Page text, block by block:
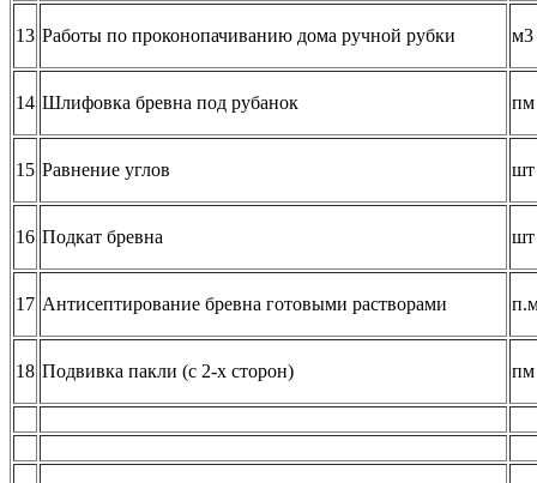
13 Работы по проконопачиванию дома ручной рубки м3
14 Шлифовка бревна под рубанок пм
15 Равнение углов шт
16 Подкат бревна шт
17 Антисептирование бревна готовыми растворами
18 Подвивка пакли (с 2-х сторон) пм